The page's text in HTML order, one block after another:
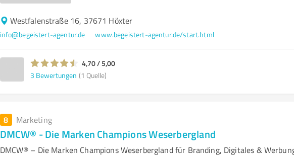
Westfalenstraße 16, 37671 Höxter
info@begeistert-agentur.de www.begeistert-agentur.de/start.html
4,70 / 5,00
3 Bewertungen (1 Quelle)
8 Marketing
DMCW® - Die Marken Champions Weserbergland
DMCW® – Die Marken Champions Weserbergland für Branding, Digitales &